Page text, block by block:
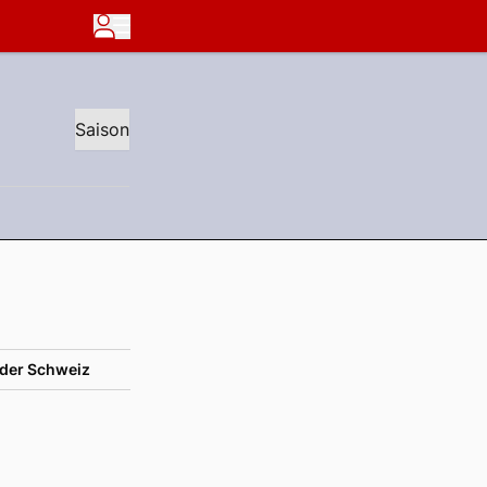
Saison
Schweiz